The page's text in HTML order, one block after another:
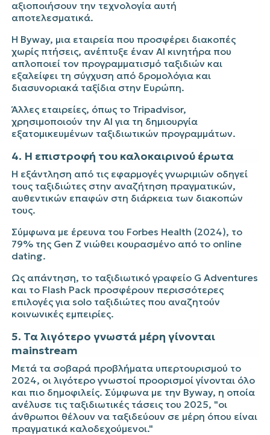
αξιοποιήσουν την τεχνολογία αυτή
αποτελεσματικά.
Η Byway, μια εταιρεία που προσφέρει διακοπές
χωρίς πτήσεις, ανέπτυξε έναν AI κινητήρα που
απλοποιεί τον προγραμματισμό ταξιδιών και
εξαλείφει τη σύγχυση από δρομολόγια και
διασυνοριακά ταξίδια στην Ευρώπη.
Άλλες εταιρείες, όπως το Tripadvisor,
χρησιμοποιούν την AI για τη δημιουργία
εξατομικευμένων ταξιδιωτικών προγραμμάτων.
4. Η επιστροφή του καλοκαιρινού έρωτα
Η εξάντληση από τις εφαρμογές γνωριμιών οδηγεί
τους ταξιδιώτες στην αναζήτηση πραγματικών,
αυθεντικών επαφών στη διάρκεια των διακοπών
τους.
Σύμφωνα με έρευνα του Forbes Health (2024), το
79% της Gen Z νιώθει κουρασμένο από το online
dating.
Ως απάντηση, το ταξιδιωτικό γραφείο G Adventures
και το Flash Pack προσφέρουν περισσότερες
επιλογές για solo ταξιδιώτες που αναζητούν
κοινωνικές εμπειρίες.
5. Τα λιγότερο γνωστά μέρη γίνονται
mainstream
Μετά τα σοβαρά προβλήματα υπερτουρισμού το
2024, οι λιγότερο γνωστοί προορισμοί γίνονται όλο
και πιο δημοφιλείς. Σύμφωνα με την Byway, η οποία
ανέλυσε τις ταξιδιωτικές τάσεις του 2025, "οι
άνθρωποι θέλουν να ταξιδεύουν σε μέρη όπου είναι
πραγματικά καλοδεχούμενοι."